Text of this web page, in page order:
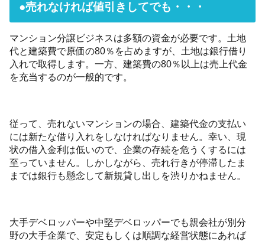
●売れなければ値引きしてでも・・・
マンション分譲ビジネスは多額の資金が必要です。土地
代と建築費で原価の80％を占めますが、土地は銀行借り
入れで取得します。一方、建築費の80％以上は売上代金
を充当するのが一般的です。
従って、売れないマンションの場合、建築代金の支払い
には新たな借り入れをしなければなりません。幸い、現
状の借入金利は低いので、企業の存続を危うくするには
至っていません。しかしながら、売れ行きが停滞したま
までは銀行も懸念して新規貸し出しを渋りかねません。
大手デベロッパーや中堅デベロッパーでも親会社が別分
野の大手企業で、安定もしくは順調な経営状態にあれば